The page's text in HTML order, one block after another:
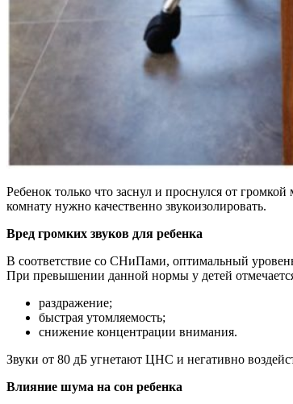
Ребенок только что заснул и проснулся от
комнату нужно качественно звукоизолировать.
Вред громких звуков для ребенка
В соответствие со СНиПами, оптимальный
При превышении данной нормы у детей
раздражение;
быстрая утомляемость;
снижение концентрации внимания.
Звуки от 80 дБ угнетают ЦНС и негативно
Влияние шума на сон ребенка